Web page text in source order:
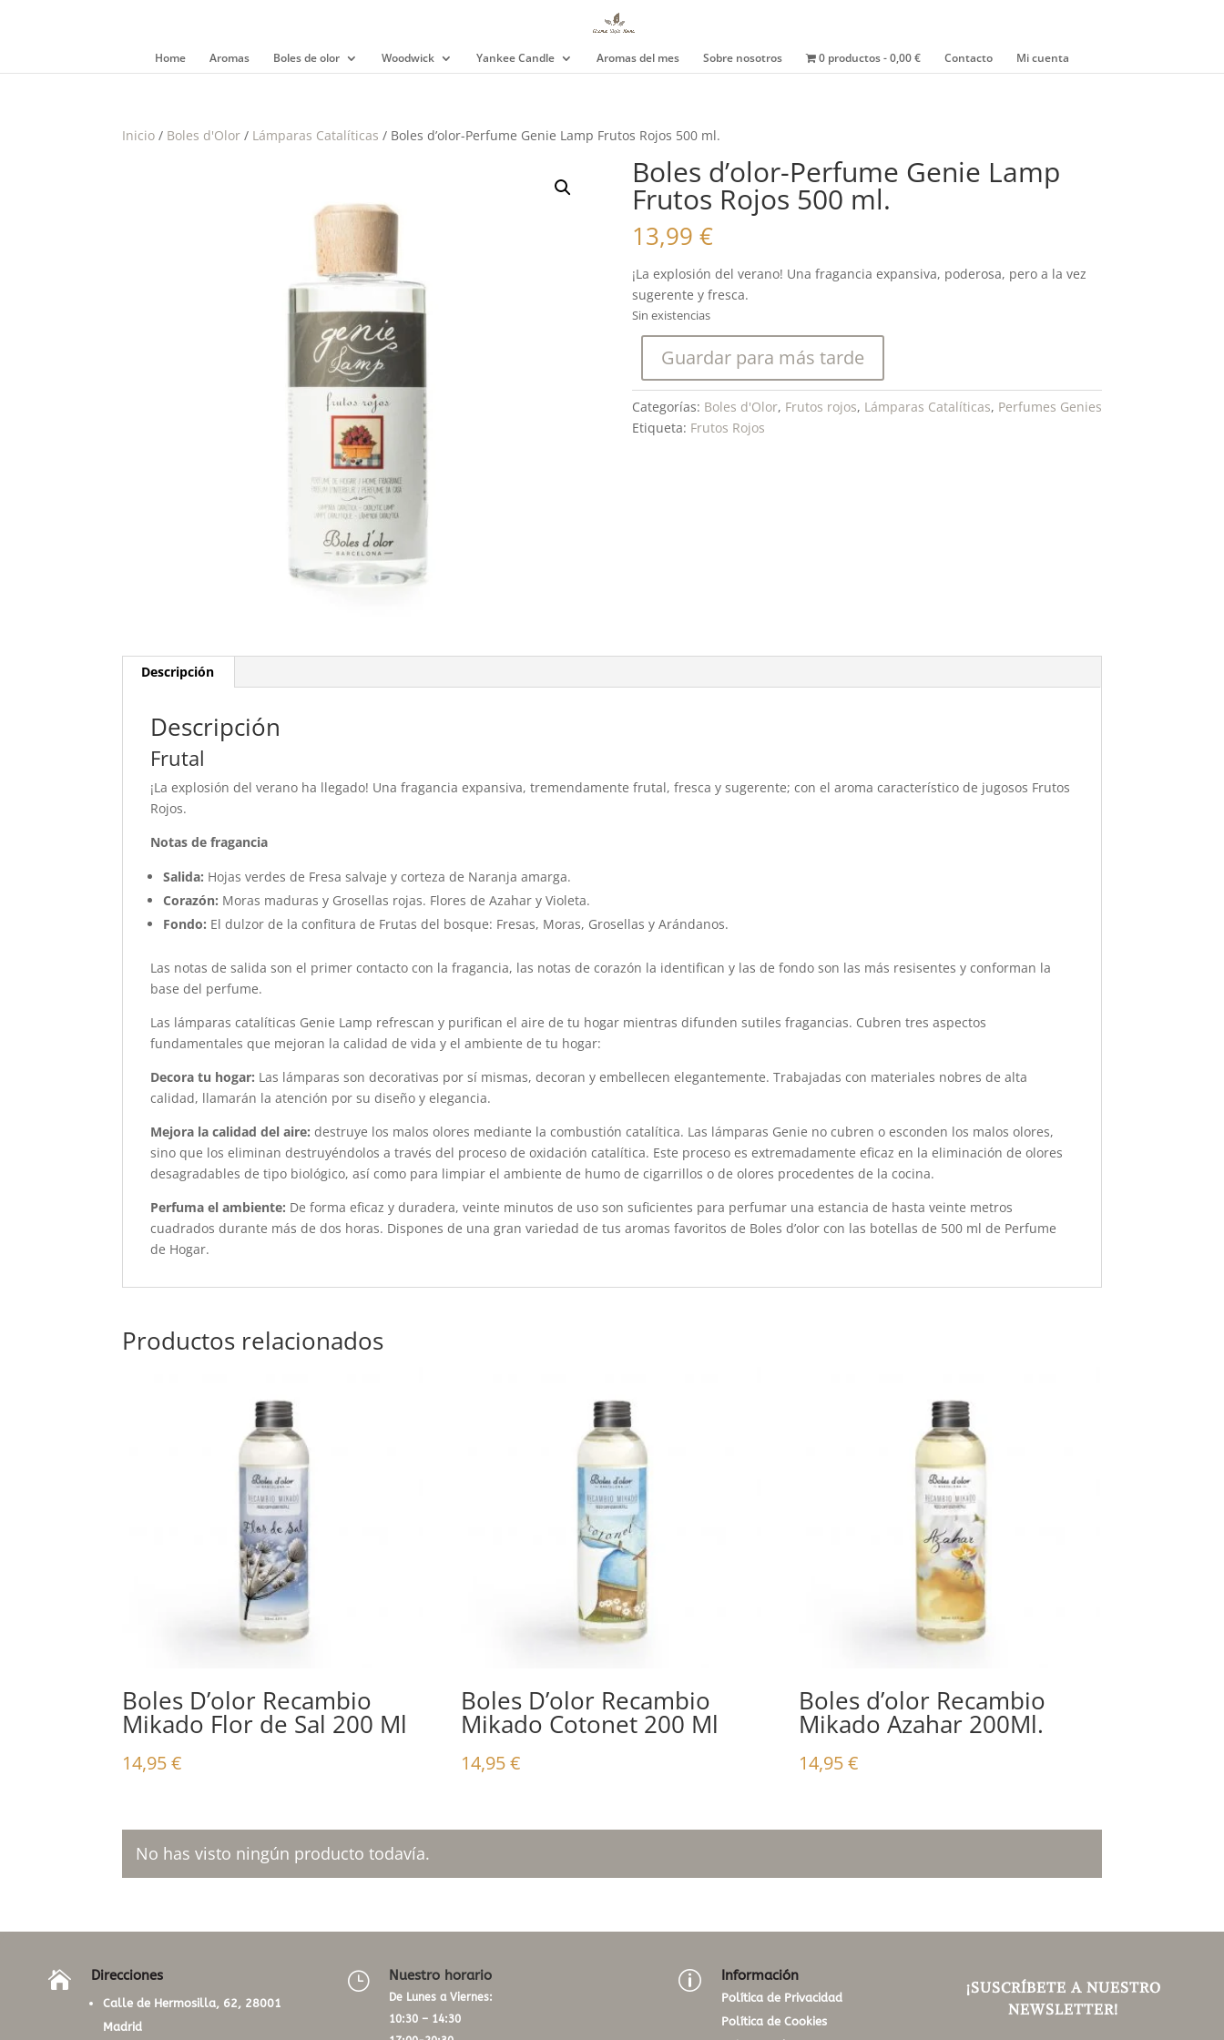
Home Aromas Boles de olor Woodwick Yankee Candle Aromas del mes Sobre nosotros 0 productos 0,00 € Contacto Mi cuenta
Inicio / Boles d'Olor / Lámparas Catalíticas / Boles d’olor-Perfume Genie Lamp Frutos Rojos 500 ml.
Boles d’olor-Perfume Genie Lamp
Frutos Rojos 500 ml.
13,99 €
¡La explosión del verano! Una fragancia expansiva, poderosa, pero a la vez
sugerente y fresca.
Sin existencias
Guardar para más tarde
Categorías: Boles d'Olor, Frutos rojos, Lámparas Catalíticas, Perfumes Genies
Etiqueta: Frutos Rojos
Descripción
Descripción
Frutal
¡La explosión del verano ha llegado! Una fragancia expansiva, tremendamente frutal, fresca y sugerente; con el aroma característico de jugosos Frutos
Rojos.
Notas de fragancia
Salida: Hojas verdes de Fresa salvaje y corteza de Naranja amarga.
Corazón: Moras maduras y Grosellas rojas. Flores de Azahar y Violeta.
Fondo: El dulzor de la confitura de Frutas del bosque: Fresas, Moras, Grosellas y Arándanos.
Las notas de salida son el primer contacto con la fragancia, las notas de corazón la identifican y las de fondo son las más resisentes y conforman la
base del perfume.
Las lámparas catalíticas Genie Lamp refrescan y purifican el aire de tu hogar mientras difunden sutiles fragancias. Cubren tres aspectos
fundamentales que mejoran la calidad de vida y el ambiente de tu hogar:
Decora tu hogar: Las lámparas son decorativas por sí mismas, decoran y embellecen elegantemente. Trabajadas con materiales nobres de alta
calidad, llamarán la atención por su diseño y elegancia.
Mejora la calidad del aire: destruye los malos olores mediante la combustión catalítica. Las lámparas Genie no cubren o esconden los malos olores,
sino que los eliminan destruyéndolos a través del proceso de oxidación catalítica. Este proceso es extremadamente eficaz en la eliminación de olores
desagradables de tipo biológico, así como para limpiar el ambiente de humo de cigarrillos o de olores procedentes de la cocina.
Perfuma el ambiente: De forma eficaz y duradera, veinte minutos de uso son suficientes para perfumar una estancia de hasta veinte metros
cuadrados durante más de dos horas. Dispones de una gran variedad de tus aromas favoritos de Boles d’olor con las botellas de 500 ml de Perfume
de Hogar.
Productos relacionados
Boles D’olor Recambio
Mikado Flor de Sal 200 Ml
14,95€
Boles D’olor Recambio
Mikado Cotonet 200 Ml
14,95€
Boles d’olor Recambio
Mikado Azahar 200Ml.
14,95€
No has visto ningún producto todavía.
 Direcciones
Calle de Hermosilla, 62, 28001
Madrid
} Nuestro horario
De Lunes a Viernes:
10:30 – 14:30
p Información
Política de Privacidad
Política de Cookies
¡SUSCRÍBETE A NUESTRO
NEWSLETTER!